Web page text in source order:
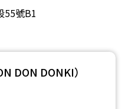
55號B1
DON DONKI）